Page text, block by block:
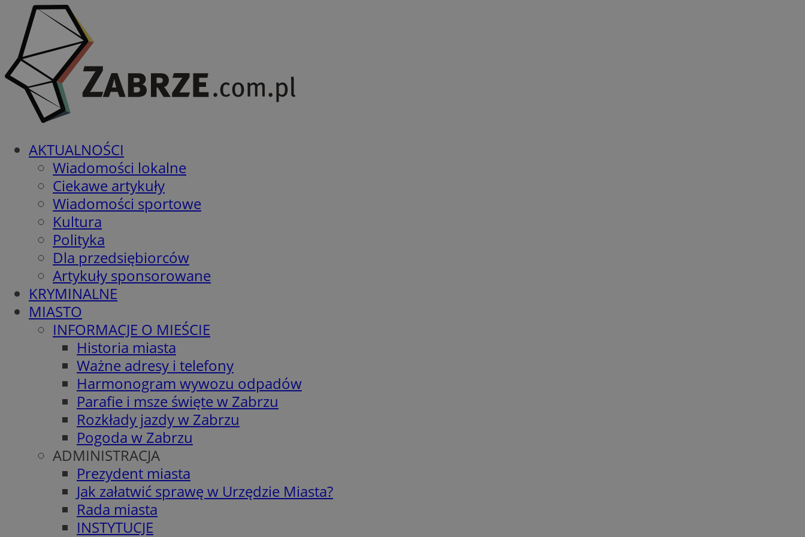
AKTUALNOŚCI
Wiadomości lokalne
Ciekawe artykuły
Wiadomości sportowe
Kultura
Polityka
Dla przedsiębiorców
Artykuły sponsorowane
KRYMINALNE
MIASTO
INFORMACJE O MIEŚCIE
Historia miasta
Ważne adresy i telefony
Harmonogram wywozu odpadów
Parafie i msze święte w Zabrzu
Rozkłady jazdy w Zabrzu
Pogoda w Zabrzu
ADMINISTRACJA
Prezydent miasta
Jak załatwić sprawę w Urzędzie Miasta?
Rada miasta
INSTYTUCJE